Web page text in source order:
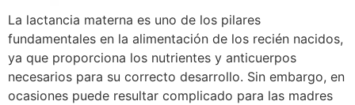
La lactancia materna es uno de los pilares
fundamentales en la alimentación de los recién nacidos,
ya que proporciona los nutrientes y anticuerpos
necesarios para su correcto desarrollo. Sin embargo, en
ocasiones puede resultar complicado para las madres